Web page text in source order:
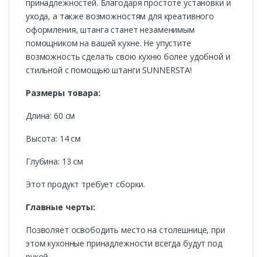
принадлежностей. Благодаря простоте установки и
ухода, а также возможностям для креативного
оформления, штанга станет незаменимым
помощником на вашей кухне. Не упустите
возможность сделать свою кухню более удобной и
стильной с помощью штанги SUNNERSTA!
Размеры товара:
Длина: 60 см
Высота: 14 см
Глубина: 13 см
Этот продукт требует сборки.
Главные черты:
Позволяет освободить место на столешнице, при
этом кухонные принадлежности всегда будут под